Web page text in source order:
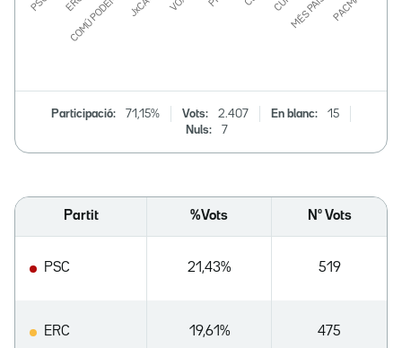
Participació: 71,15% Vots: 2.407 En blanc:
15
Nuls:
7
Partit %Vots Nº Vots
PSC 21,43% 519
ERC 19,61% 475